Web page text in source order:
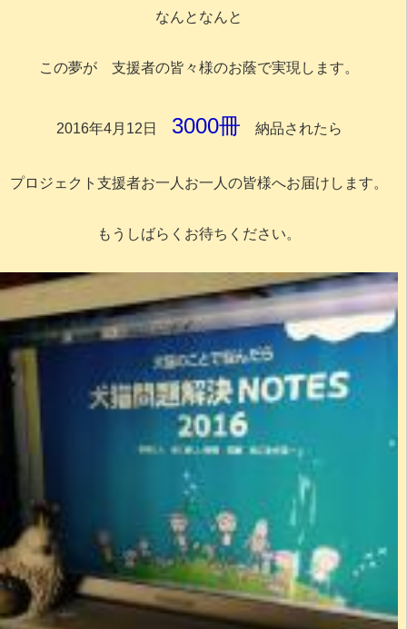
なんとなんと
この夢が 支援者の皆々様のお蔭で実現します。
2016年4月12日 3000冊 納品されたら
プロジェクト支援者お一人お一人の皆様へお届けします。
もうしばらくお待ちください。